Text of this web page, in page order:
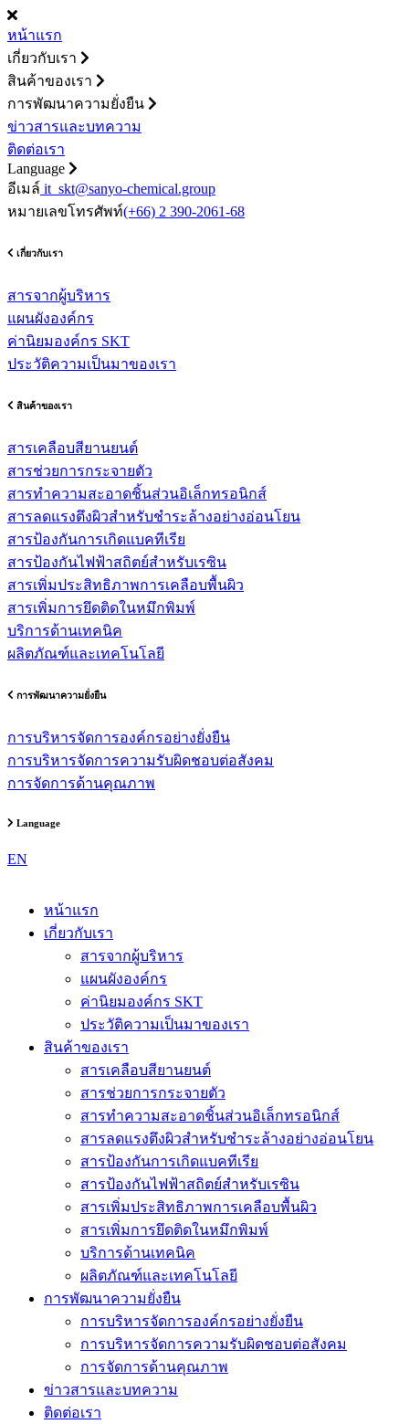
หน้าแรก
เกี่ยวกับเรา
สินค้าของเรา
การพัฒนาความยั่งยืน
ข่าวสารและบทความ
ติดต่อเรา
Language
อีเมล์ it_skt@sanyo-chemical.group
หมายเลขโทรศัพท์(+66) 2 390-2061-68
เกี่ยวกับเรา
สารจากผู้บริหาร
แผนผังองค์กร
ค่านิยมองค์กร SKT
ประวัติความเป็นมาของเรา
สินค้าของเรา
สารเคลือบสียานยนต์
สารช่วยการกระจายตัว
สารทำความสะอาดชิ้นส่วนอิเล็กทรอนิกส์
สารลดแรงตึงผิวสำหรับชำระล้างอย่างอ่อนโยน
สารป้องกันการเกิดแบคทีเรีย
สารป้องกันไฟฟ้าสถิตย์สำหรับเรซิน
สารเพิ่มประสิทธิภาพการเคลือบพื้นผิว
สารเพิ่มการยึดติดในหมึกพิมพ์
บริการด้านเทคนิค
ผลิตภัณฑ์และเทคโนโลยี
การพัฒนาความยั่งยืน
การบริหารจัดการองค์กรอย่างยั่งยืน
การบริหารจัดการความรับผิดชอบต่อสังคม
การจัดการด้านคุณภาพ
Language
EN
หน้าแรก
เกี่ยวกับเรา
สารจากผู้บริหาร
แผนผังองค์กร
ค่านิยมองค์กร SKT
ประวัติความเป็นมาของเรา
สินค้าของเรา
สารเคลือบสียานยนต์
สารช่วยการกระจายตัว
สารทำความสะอาดชิ้นส่วนอิเล็กทรอนิกส์
สารลดแรงตึงผิวสำหรับชำระล้างอย่างอ่อนโยน
สารป้องกันการเกิดแบคทีเรีย
สารป้องกันไฟฟ้าสถิตย์สำหรับเรซิน
สารเพิ่มประสิทธิภาพการเคลือบพื้นผิว
สารเพิ่มการยึดติดในหมึกพิมพ์
บริการด้านเทคนิค
ผลิตภัณฑ์และเทคโนโลยี
การพัฒนาความยั่งยืน
การบริหารจัดการองค์กรอย่างยั่งยืน
การบริหารจัดการความรับผิดชอบต่อสังคม
การจัดการด้านคุณภาพ
ข่าวสารและบทความ
ติดต่อเรา